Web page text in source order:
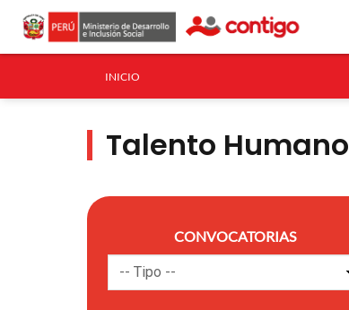
INICIO
Talento Humano
CONVOCATORIAS